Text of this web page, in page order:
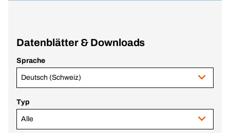
Datenblätter & Downloads
Sprache
Deutsch (Schweiz)
Typ
Alle